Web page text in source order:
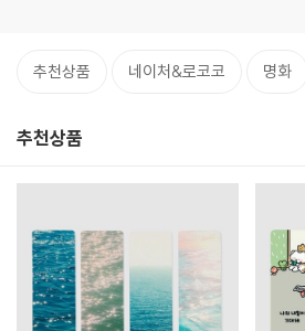
추천상품 네이처&로코코 명화
추천상품